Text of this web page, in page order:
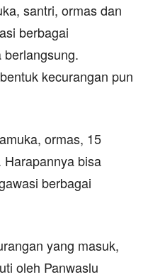
santri, ormas dan
berbagai
kecurangan pun
ormas, 15
bisa
berbagai
yang masuk,
oleh Panwaslu